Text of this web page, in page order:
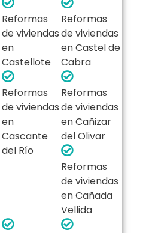
Reformas
de viviendas
en
Castellote
Reformas
de viviendas
en Castel de
Cabra
Reformas
de viviendas
en
Cascante
del Río
Reformas
de viviendas
en Cañizar
del Olivar
Reformas
de viviendas
en Cañada
Vellida